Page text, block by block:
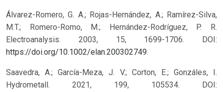
Álvarez-Romero, G. A.; Rojas-Hernández, A.; Ramírez-Silva,
M.T.; Romero-Romo, M.; Hernández-Rodríguez, P. R.
Electroanalysis. 2003, 15, 1699-1706. DOI:
https://doi.org/10.1002/elan.200302749.
Saavedra, A.; García-Meza, J. V.; Corton, E.; Gonzáles, I.
Hydrometall. 2021, 199, 105534. DOI: